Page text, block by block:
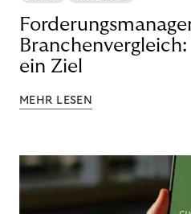
ein Ziel
MEHR LESEN